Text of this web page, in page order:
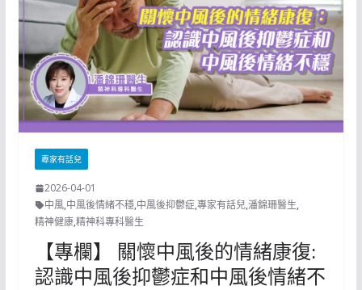
專家有話兒
2026-04-01
中風,中風後情緒不穩,中風後抑鬱症,專家有話兒,潘錦珊醫生,
精神健康,精神科專科醫生
【專欄】 關懷中風後的情緒康復:
認識中風後抑鬱症和中風後情緒不